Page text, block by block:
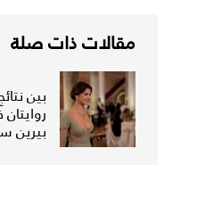
مقالات ذات صلة
بين
بيرين